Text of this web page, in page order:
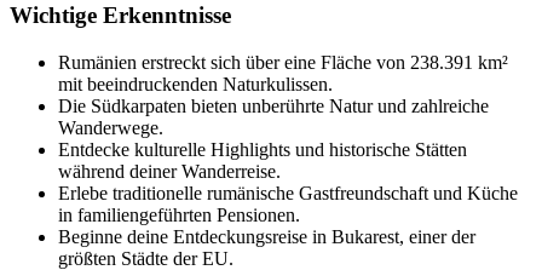
Wichtige Erkenntnisse
Rumänien erstreckt sich über eine Fläche von 238.391 km²
mit beeindruckenden Naturkulissen.
Die Südkarpaten bieten unberührte Natur und zahlreiche
Wanderwege.
Entdecke kulturelle Highlights und historische Stätten
während deiner Wanderreise.
Erlebe traditionelle rumänische Gastfreundschaft und Küche
in familiengeführten Pensionen.
Beginne deine Entdeckungsreise in Bukarest, einer der
größten Städte der EU.